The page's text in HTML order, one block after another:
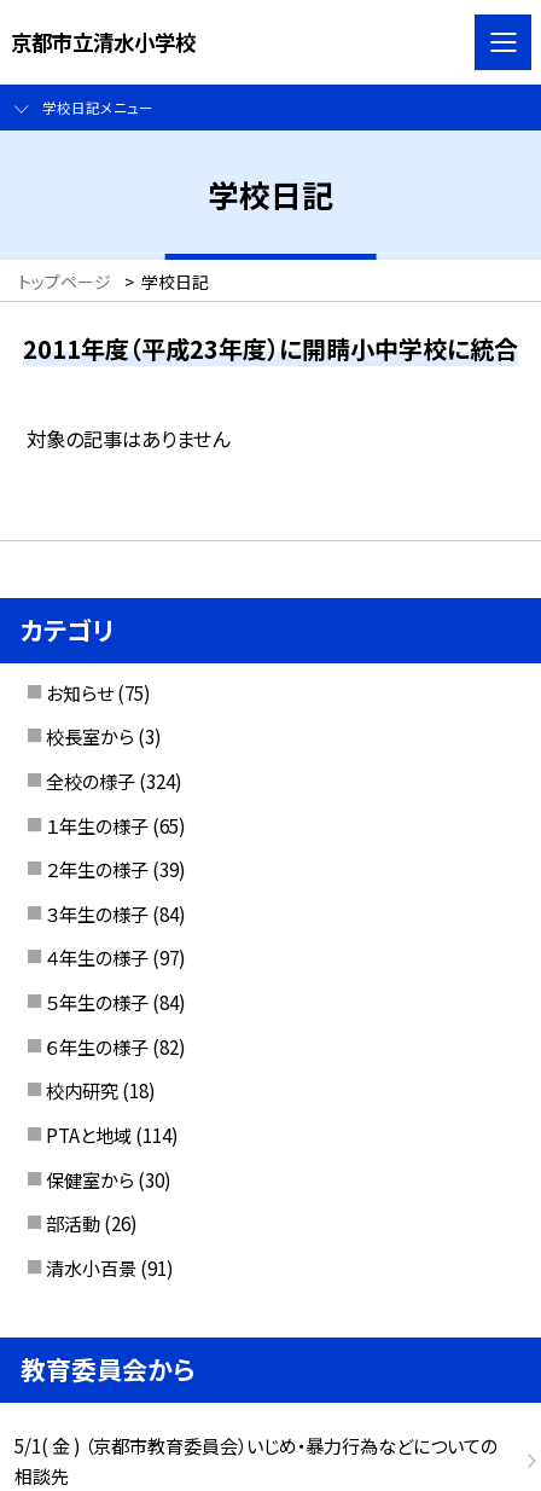
京都市立清水小学校
学校日記メニュー
学校日記
トップページ > 学校日記
2011年度（平成23年度）に開睛小中学校に統合
対象の記事はありません
カテゴリ
お知らせ (75)
校長室から (3)
全校の様子 (324)
１年生の様子 (65)
２年生の様子 (39)
３年生の様子 (84)
４年生の様子 (97)
５年生の様子 (84)
６年生の様子 (82)
校内研究 (18)
PTAと地域 (114)
保健室から (30)
部活動 (26)
清水小百景 (91)
教育委員会から
5/1( 金 ) （京都市教育委員会）いじめ・暴力行為などについての
相談先